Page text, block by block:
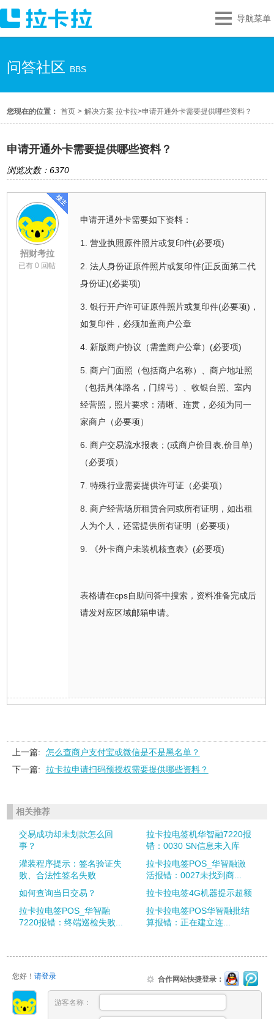
导航菜单
问答社区 BBS
您现在的位置： 首页 > 解决方案 拉卡拉>申请开通外卡需要提供哪些资料？
申请开通外卡需要提供哪些资料？
浏览次数：6370
招财考拉
已有 0 回帖
申请开通外卡需要如下资料：
1. 营业执照原件照片或复印件(必要项)
2. 法人身份证原件照片或复印件(正反面第二代
身份证)(必要项)
3. 银行开户许可证原件照片或复印件(必要项)，
如复印件，必须加盖商户公章
4. 新版商户协议（需盖商户公章）(必要项)
5. 商户门面照（包括商户名称）、商户地址照
（包括具体路名，门牌号）、收银台照、室内
经营照，照片要求：清晰、连贯，必须为同一
家商户（必要项）
6. 商户交易流水报表；(或商户价目表,价目单)
（必要项）
7. 特殊行业需要提供许可证（必要项）
8. 商户经营场所租赁合同或所有证明，如出租
人为个人，还需提供所有证明（必要项）
9. 《外卡商户未装机核查表》(必要项)
表格请在cps自助问答中搜索，资料准备完成后
请发对应区域邮箱申请。
上一篇:
怎么查商户支付宝或微信是不是黑名单？
下一篇:
拉卡拉申请扫码预授权需要提供哪些资料？
相关推荐
交易成功却未划款怎么回
事？
拉卡拉电签机华智融7220报
错：0030 SN信息未入库
灌装程序提示：签名验证失
败、合法性签名失败
拉卡拉电签POS_华智融激
活报错：0027未找到商...
如何查询当日交易？
拉卡拉电签4G机器提示超额
拉卡拉电签POS_华智融
7220报错：终端巡检失败...
拉卡拉电签POS华智融批结
算报错：正在建立连...
您好！ 请登录 合作网站快捷登录：
游客名称：